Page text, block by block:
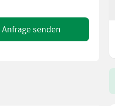
Anfrage senden